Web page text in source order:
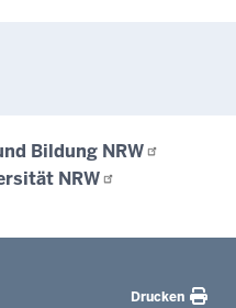
Bildung NRW
NRW
Drucken